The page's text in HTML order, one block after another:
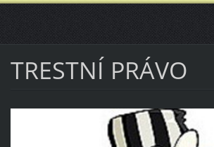
TRESTNÍ PRÁVO